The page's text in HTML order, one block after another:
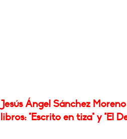
Jesús Ángel Sánchez
libros: "Escrito en tiza" y "El